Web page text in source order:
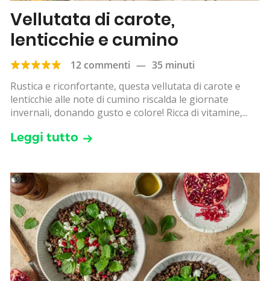
Vellutata di carote,
lenticchie e cumino
12 commenti — 35 minuti
Rustica e riconfortante, questa vellutata di carote e
lenticchie alle note di cumino riscalda le giornate
invernali, donando gusto e colore! Ricca di vitamine,...
Leggi tutto